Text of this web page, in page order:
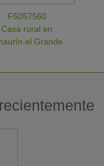
F5057560
Casa rural en
el Grande